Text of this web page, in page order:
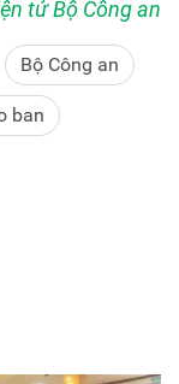
tử Bộ Công an
Bộ Công an
ban